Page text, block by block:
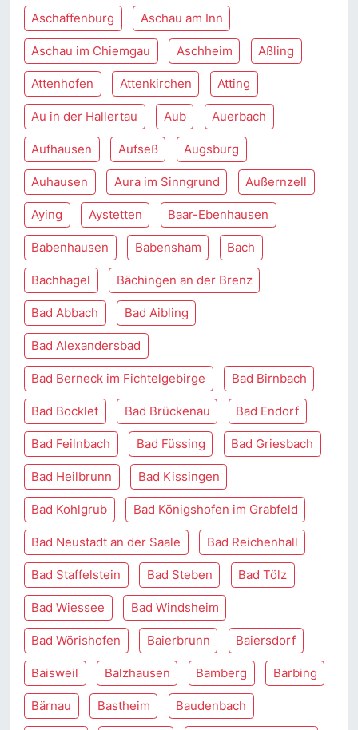
Aschaffenburg Aschau am Inn
Aschau im Chiemgau Aschheim Aßling
Attenhofen Attenkirchen Atting
Au in der Hallertau Aub Auerbach
Aufhausen Aufseß Augsburg
Auhausen Aura im Sinngrund Außernzell
Aying Aystetten Baar-Ebenhausen
Babenhausen Babensham Bach
Bachhagel Bächingen an der Brenz
Bad Abbach Bad Aibling
Bad Alexandersbad
Bad Berneck im Fichtelgebirge Bad Birnbach
Bad Bocklet Bad Brückenau Bad Endorf
Bad Feilnbach Bad Füssing Bad Griesbach
Bad Heilbrunn Bad Kissingen
Bad Kohlgrub Bad Königshofen im Grabfeld
Bad Neustadt an der Saale Bad Reichenhall
Bad Staffelstein Bad Steben Bad Tölz
Bad Wiessee Bad Windsheim
Bad Wörishofen Baierbrunn Baiersdorf
Baisweil Balzhausen Bamberg Barbing
Bärnau Bastheim Baudenbach